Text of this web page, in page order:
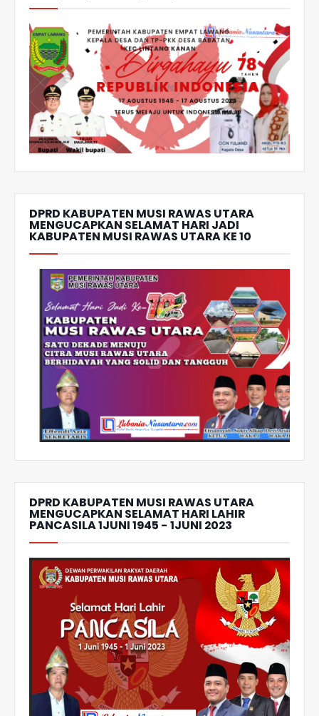
DPRD KABUPATEN MUSI RAWAS UTARA
MENGUCAPKAN SELAMAT HARI JADI
KABUPATEN MUSI RAWAS UTARA KE 10
DPRD KABUPATEN MUSI RAWAS UTARA
MENGUCAPKAN SELAMAT HARI LAHIR
PANCASILA 1JUNI 1945 - 1JUNI 2023